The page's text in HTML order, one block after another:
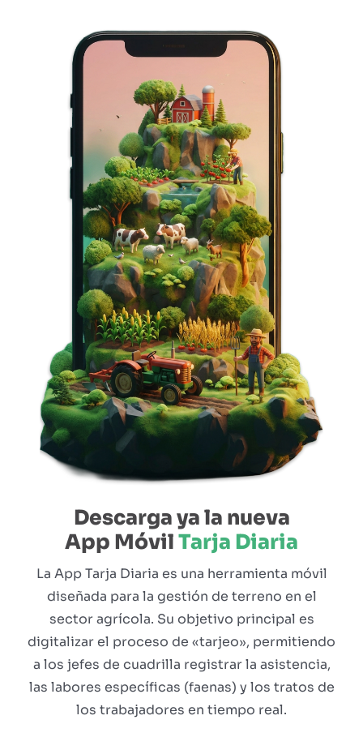
Descarga ya la nueva
App MóvilTarja Diaria
La App Tarja Diaria es una herramienta móvil
diseñada para la gestión de terreno en el
sector agrícola. Su objetivo principal es
digitalizar el proceso de «tarjeo», permitiendo
a los jefes de cuadrilla registrar la asistencia,
las labores específicas (faenas) y los tratos de
los trabajadores en tiempo real.